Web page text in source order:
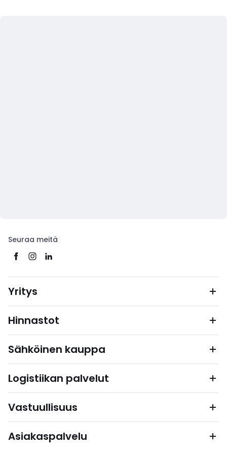
Seuraa meitä
Yritys
Hinnastot
Sähköinen kauppa
Logistiikan palvelut
Vastuullisuus
Asiakaspalvelu